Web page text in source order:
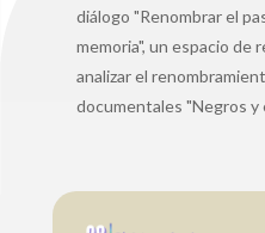
diálogo "Renombrar el
memoria", un espacio de
analizar el
documentales "Negros y